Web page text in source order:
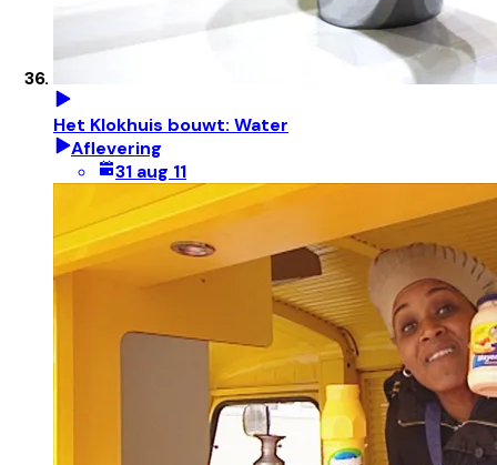
Het Klokhuis bouwt: Water
Aflevering
31 aug 11